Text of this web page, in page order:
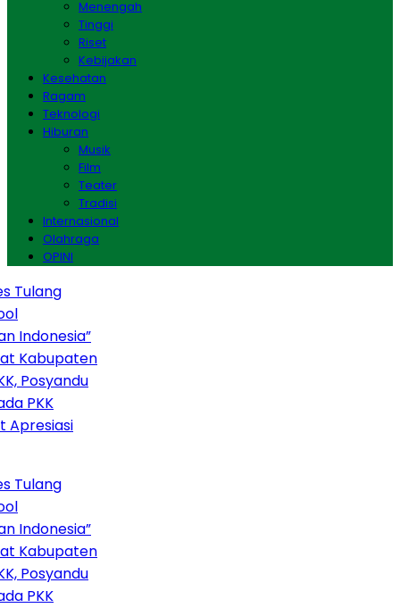
Menengah
Tinggi
Riset
Kebijakan
Kesehatan
Ragam
Teknologi
Hiburan
Musik
Film
Teater
Tradisi
Internasional
Olahraga
OPINI
Indonesia”
Kabupaten
Posyandu
PKK
Indonesia”
Kabupaten
Posyandu
PKK